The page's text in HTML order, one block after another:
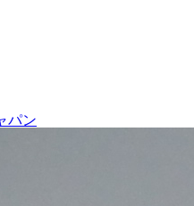
パン